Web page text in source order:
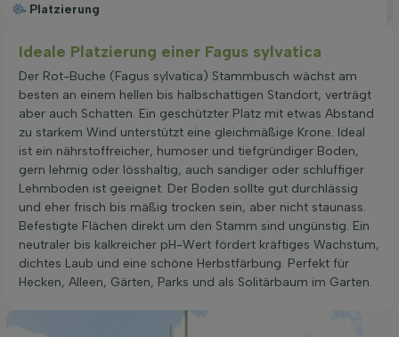
Platzierung
Ideale Platzierung einer Fagus sylvatica
Der Rot-Buche (Fagus sylvatica) Stammbusch wächst am
besten an einem hellen bis halbschattigen Standort, verträgt
aber auch Schatten. Ein geschützter Platz mit etwas Abstand
zu starkem Wind unterstützt eine gleichmäßige Krone. Ideal
ist ein nährstoffreicher, humoser und tiefgründiger Boden,
gern lehmig oder lösshaltig, auch sandiger oder schluffiger
Lehmboden ist geeignet. Der Boden sollte gut durchlässig
und eher frisch bis mäßig trocken sein, aber nicht staunass.
Befestigte Flächen direkt um den Stamm sind ungünstig. Ein
neutraler bis kalkreicher pH-Wert fördert kräftiges Wachstum,
dichtes Laub und eine schöne Herbstfärbung. Perfekt für
Hecken, Alleen, Gärten, Parks und als Solitärbaum im Garten.